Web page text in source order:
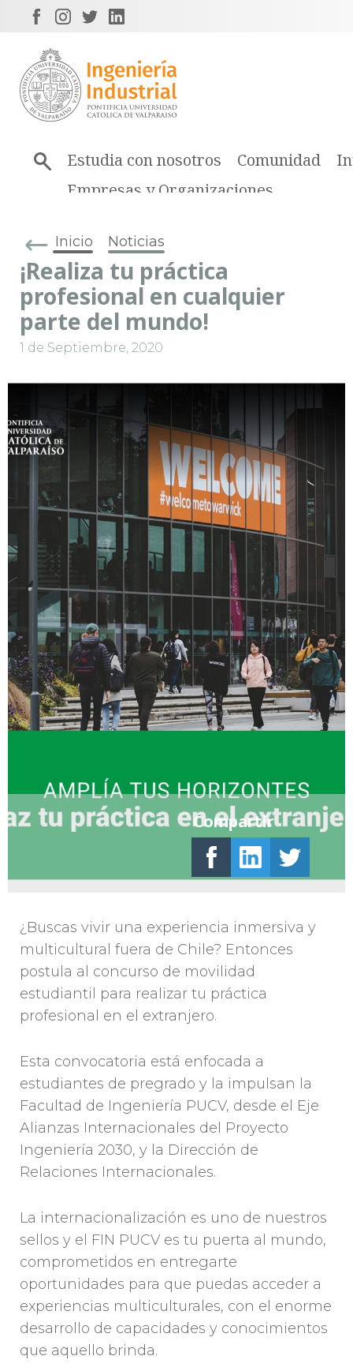
Estudia con nosotros Comunidad
Empresas y Organizaciones
Inicio Noticias
¡Realiza tu práctica
profesional en cualquier
parte del mundo!
1 de Septiembre, 2020
¿Buscas vivir una experiencia inmersiva y
multicultural fuera de Chile? Entonces
postula al concurso de movilidad
estudiantil para realizar tu práctica
profesional en el extranjero.
Esta convocatoria está enfocada a
estudiantes de pregrado y la impulsan la
Facultad de Ingeniería PUCV, desde el Eje
Alianzas Internacionales del Proyecto
Ingeniería 2030, y la Dirección de
Relaciones Internacionales.
La internacionalización es uno de nuestros
sellos y el FIN PUCV es tu puerta al mundo,
comprometidos en entregarte
oportunidades para que puedas acceder a
experiencias multiculturales, con el enorme
desarrollo de capacidades y conocimientos
que aquello brinda.
Compartir